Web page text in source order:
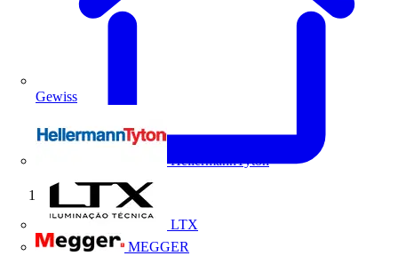
Gewiss
HellermannTyton
LTX
MEGGER
Início